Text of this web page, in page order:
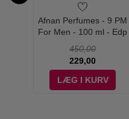
Afnan Perfumes - 9 PM
For Men - 100 ml - Edp
450,00
229,00
LÆG I KURV